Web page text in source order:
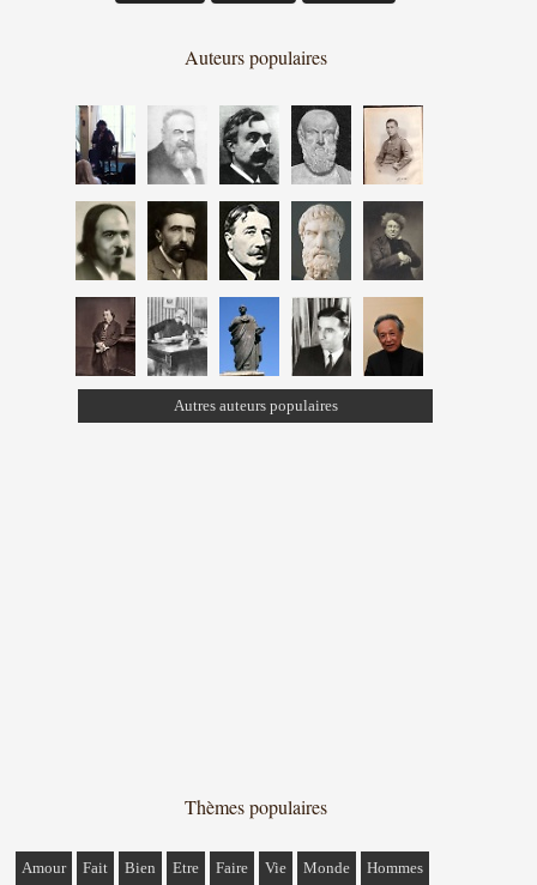
Auteurs populaires
Autres auteurs populaires
Thèmes populaires
Amour Fait Bien Etre Faire Vie Monde Hommes